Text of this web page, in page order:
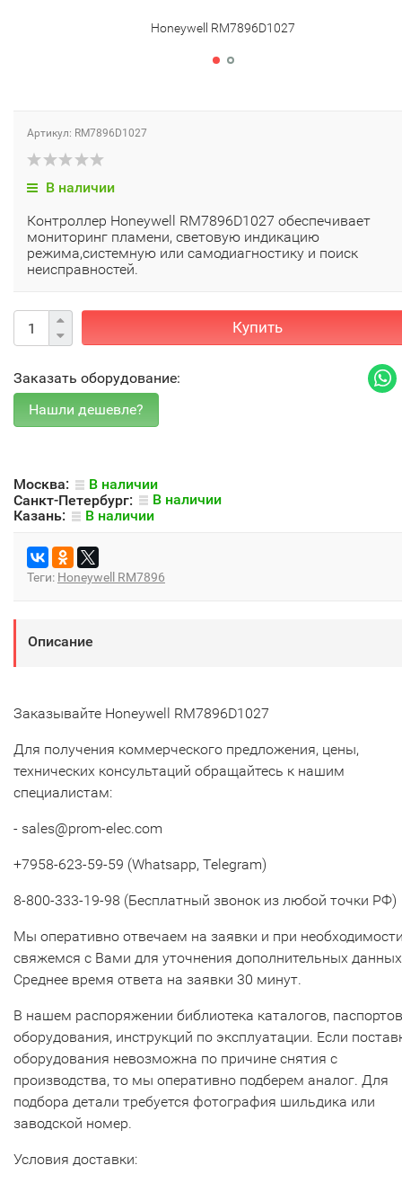
Honeywell RM7896D1027
Артикул: RM7896D1027
В наличии
Контроллер Honeywell RM7896D1027 обеспечивает
мониторинг пламени, световую индикацию
режима,системную или самодиагностику и поиск
неисправностей.
Купить
Заказать оборудование:
Москва:
В наличии
Санкт-Петербург:
В наличии
Казань:
В наличии
Теги: Honeywell RM7896
Описание
Заказывайте Honeywell RM7896D1027
Для получения коммерческого предложения, цены,
технических консультаций обращайтесь к нашим
специалистам:
- sales@prom-elec.com
+7958-623-59-59 (Whatsapp, Telegram)
8-800-333-19-98 (Бесплатный звонок из любой точки РФ)
Мы оперативно отвечаем на заявки и при
свяжемся с Вами для уточнения дополнительных
Среднее время ответа на заявки 30 минут.
В нашем распоряжении библиотека каталогов, паспортов
оборудования, инструкций по эксплуатации. Если
оборудования невозможна по причине снятия с
производства, то мы оперативно подберем аналог. Для
подбора детали требуется фотография шильдика или
заводской номер.
Условия доставки: